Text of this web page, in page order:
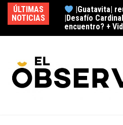
ÚLTIMAS
NOTICIAS
|Desafío
encuentro? +
Cajicá
fue esta